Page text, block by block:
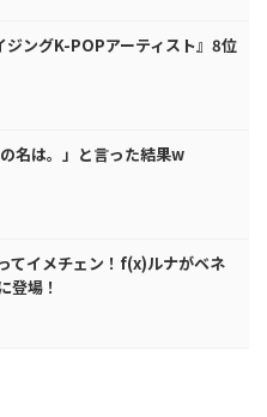
ングK-POPアーティスト』8位
名は。」と言った結果w
てイメチェン！f(x)ルナがベネ
登場！